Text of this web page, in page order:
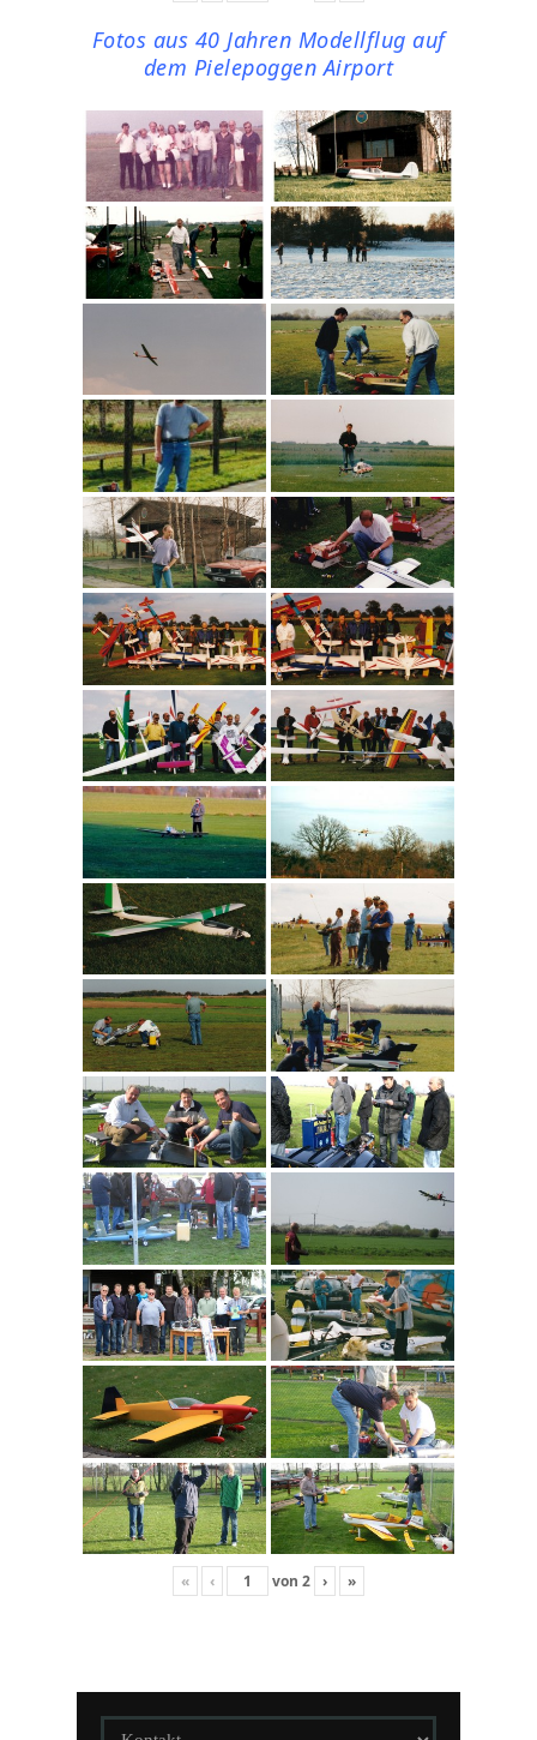
Fotos aus 40 Jahren Modellflug auf
dem Pielepoggen Airport
« ‹ von 2 › »